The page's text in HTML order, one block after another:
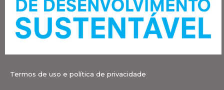
Termos de uso e política de privacidade